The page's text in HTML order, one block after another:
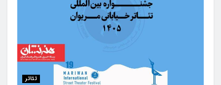
تئاتر